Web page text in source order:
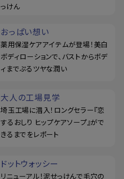
っけん
おっぱい想い
薬用保湿ケアアイテムが登場！美白
ボディローションで、バストからボデ
ィまでぷるツヤな潤い
大人の工場見学
埼玉工場に潜入！ロングセラー『恋
するおしり ヒップケアソープ』がで
きるまでをレポート
ドットウォッシー
リニューアル！泥せっけんで毛穴の